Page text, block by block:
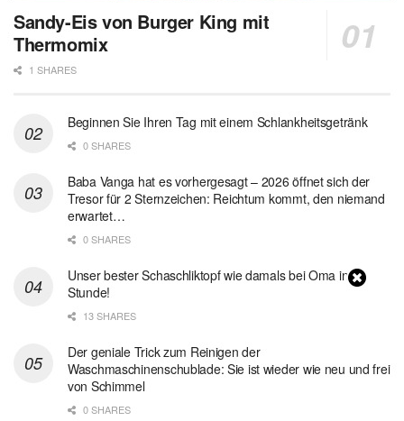
Sandy-Eis von Burger King mit
Thermomix
1 SHARES
Beginnen Sie Ihren Tag mit einem Schlankheitsgetränk
0 SHARES
Baba Vanga hat es vorhergesagt – 2026 öffnet sich der
Tresor für 2 Sternzeichen: Reichtum kommt, den niemand
erwartet…
0 SHARES
Unser bester Schaschliktopf wie damals bei Oma in 1
Stunde!
13 SHARES
Der geniale Trick zum Reinigen der
Waschmaschinenschublade: Sie ist wieder wie neu und frei
von Schimmel
0 SHARES